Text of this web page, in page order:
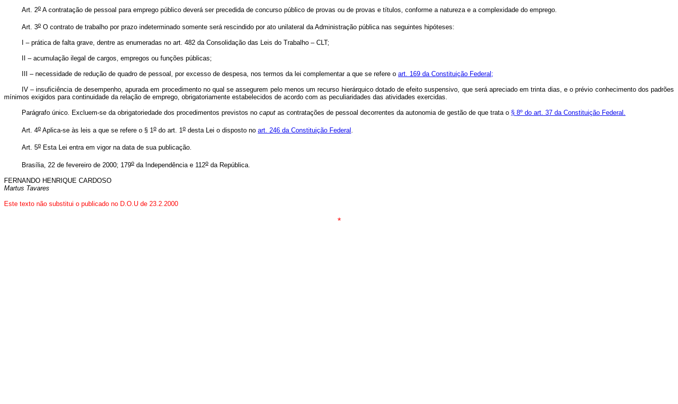
Art. 2o A contratação de pessoal para emprego público deverá ser precedida de concurso público de provas ou de provas e títulos, conforme a natureza e a complexidade do emprego.
Art. 3o O contrato de trabalho por prazo indeterminado somente será rescindido por ato unilateral da Administração pública nas seguintes hipóteses:
I – prática de falta grave, dentre as enumeradas no art. 482 da Consolidação das Leis do Trabalho – CLT;
II – acumulação ilegal de cargos, empregos ou funções públicas;
III – necessidade de redução de quadro de pessoal, por excesso de despesa, nos termos da lei complementar a que se refere o art. 169 da Constituição Federal;
IV – insuficiência de desempenho, apurada em procedimento no qual se assegurem pelo menos um recurso hierárquico dotado de efeito suspensivo, que será apreciado em trinta dias, e o prévio conhecimento dos padrões
mínimos exigidos para continuidade da relação de emprego, obrigatoriamente estabelecidos de acordo com as peculiaridades das atividades exercidas.
Parágrafo único. Excluem-se da obrigatoriedade dos procedimentos previstos no caput as contratações de pessoal decorrentes da autonomia de gestão de que trata o § 8º do art. 37 da Constituição Federal.
Art. 4o Aplica-se às leis a que se refere o § 1 o do art. 1 o desta Lei o disposto no art. 246 da Constituição Federal
Art. 5o Esta Lei entra em vigor na data de sua publicação.
Brasília, 22 de fevereiro de 2000; 179o da Independência e 112o da República.
FERNANDO HENRIQUE CARDOSO
Martus Tavares
Este texto não substitui o publicado no D.O.U de 23.2.2000
*